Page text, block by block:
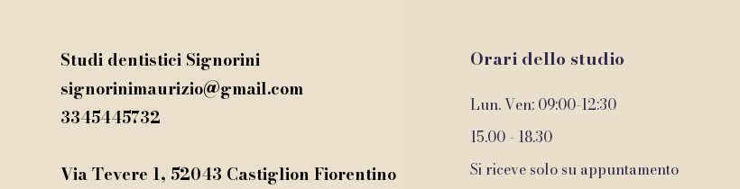
Studi dentistici Signorini
signorinimaurizio@gmail.com
3345445732
Via Tevere 1, 52043 Castiglion Fiorentino
Orari dello studio
Lun. Ven: 09:00-12:30
15.00 - 18.30
Si riceve solo su appuntamento